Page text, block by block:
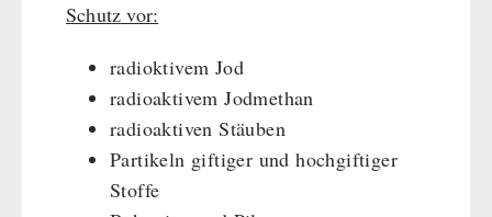
Suppen
Hauptmahlzeiten
Dessert
Ergänzungs-Pakete
Schutzraum-Ausrüstung
Schutz vor:
radioktivem Jod
radioaktivem Jodmethan
radioaktiven Stäuben
Partikeln giftiger und hochgiftiger
Stoffe